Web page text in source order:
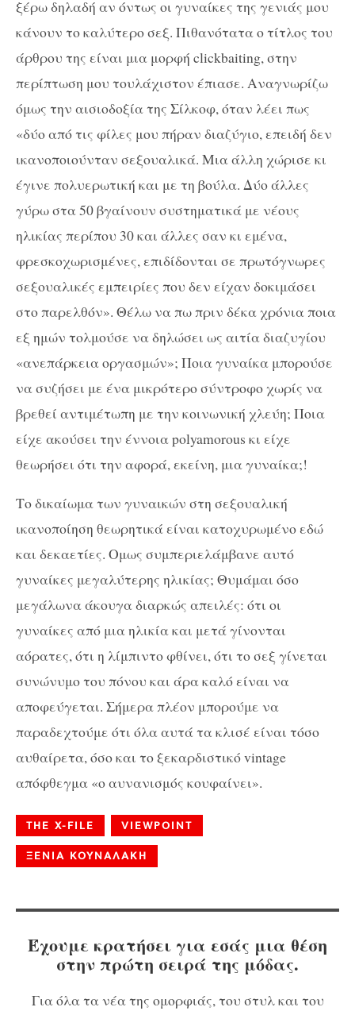
ξέρω δηλαδή αν όντως οι γυναίκες της γενιάς μου
κάνουν το καλύτερο σεξ. Πιθανότατα ο τίτλος του
άρθρου της είναι μια μορφή clickbaiting, στην
περίπτωση μου τουλάχιστον έπιασε. Αναγνωρίζω
όμως την αισιοδοξία της Σίλκοφ, όταν λέει πως
«δύο από τις φίλες μου πήραν διαζύγιο, επειδή δεν
ικανοποιούνταν σεξουαλικά. Μια άλλη χώρισε κι
έγινε πολυερωτική και με τη βούλα. Δύο άλλες
γύρω στα 50 βγαίνουν συστηματικά με νέους
ηλικίας περίπου 30 και άλλες σαν κι εμένα,
φρεσκοχωρισμένες, επιδίδονται σε πρωτόγνωρες
σεξουαλικές εμπειρίες που δεν είχαν δοκιμάσει
στο παρελθόν». Θέλω να πω πριν δέκα χρόνια ποια
εξ ημών τολμούσε να δηλώσει ως αιτία διαζυγίου
«ανεπάρκεια οργασμών»; Ποια γυναίκα μπορούσε
να συζήσει με ένα μικρότερο σύντροφο χωρίς να
βρεθεί αντιμέτωπη με την κοινωνική χλεύη; Ποια
είχε ακούσει την έννοια polyamorous κι είχε
θεωρήσει ότι την αφορά, εκείνη, μια γυναίκα;!
Το δικαίωμα των γυναικών στη σεξουαλική
ικανοποίηση θεωρητικά είναι κατοχυρωμένο εδώ
και δεκαετίες. Ομως συμπεριελάμβανε αυτό
γυναίκες μεγαλύτερης ηλικίας; Θυμάμαι όσο
μεγάλωνα άκουγα διαρκώς απειλές: ότι οι
γυναίκες από μια ηλικία και μετά γίνονται
αόρατες, ότι η λίμπιντο φθίνει, ότι το σεξ γίνεται
συνώνυμο του πόνου και άρα καλό είναι να
αποφεύγεται. Σήμερα πλέον μπορούμε να
παραδεχτούμε ότι όλα αυτά τα κλισέ είναι τόσο
αυθαίρετα, όσο και το ξεκαρδιστικό vintage
απόφθεγμα «ο αυνανισμός κουφαίνει».
THE X-FILE VIEWPOINT
ΞΕΝΙΑ ΚΟΥΝΑΛΑΚΗ
Έχουμε κρατήσει για εσάς μια θέση
στην πρώτη σειρά της μόδας.
Για όλα τα νέα της ομορφιάς, του στυλ και του